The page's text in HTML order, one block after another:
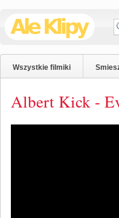
Wszystkie filmiki
Albert Kick -